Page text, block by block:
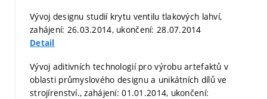
Vývoj designu studií krytu ventilu tlakových lahví,
zahájení: 26.03.2014, ukončení: 28.07.2014
Detail
Vývoj aditivních technologií pro výrobu artefaktů v
oblasti průmyslového designu a unikátních dílů ve
strojírenství., zahájení: 01.01.2014, ukončení: